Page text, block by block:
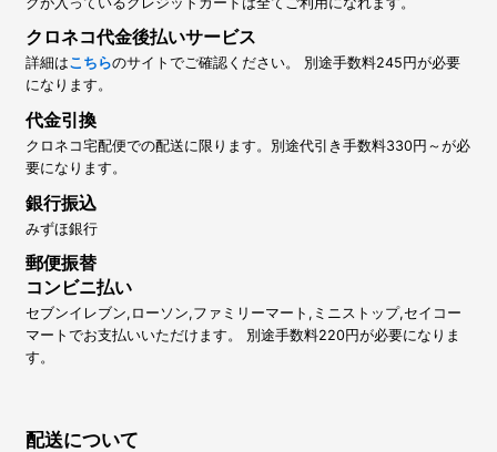
クロネコ代金後払いサービス
詳細はこちらのサイトでご確認ください。 別途手数料245円が必要
になります。
代金引換
クロネコ宅配便での配送に限ります。別途代引き手数料330円～が必
要になります。
銀行振込
みずほ銀行
郵便振替
コンビニ払い
セブンイレブン,ローソン,ファミリーマート,ミニストップ,セイコー
マートでお支払いいただけます。 別途手数料220円が必要になりま
す。
配送について